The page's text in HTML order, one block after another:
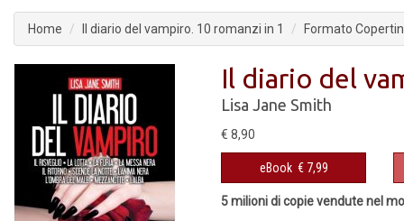
Home Il diario del vampiro. 10 romanzi in 1 Formato
Il diario del
Lisa Jane Smith
€ 8,90
eBook € 7,99
5 milioni di copie vendute nel